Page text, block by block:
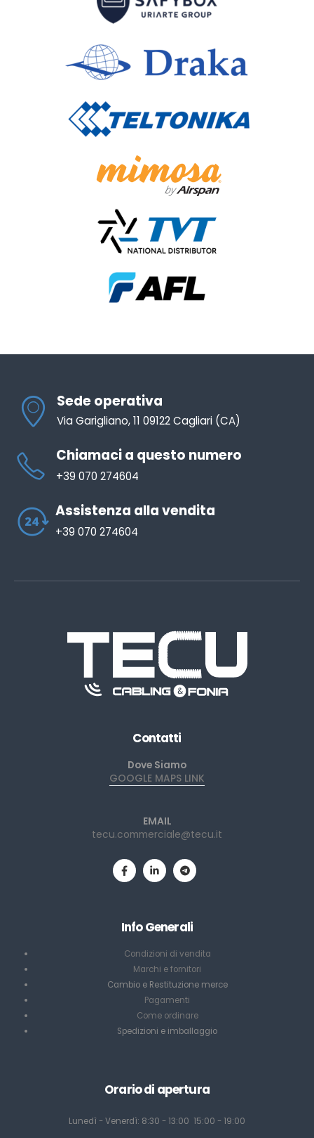
Sede operativa
Via Garigliano, 11 09122 Cagliari (CA)
Chiamaci a questo numero
+39 070 274604
Assistenza alla vendita
+39 070 274604
Contatti
Dove Siamo
GOOGLE MAPS LINK
EMAIL
tecu.commerciale@tecu.it
Info Generali
Condizioni di vendita
Marchi e fornitori
Cambio e Restituzione merce
Pagamenti
Come ordinare
Spedizioni e imballaggio
Orario di apertura
Lunedì - Venerdì: 8:30 - 13:00 15:00 - 19:00